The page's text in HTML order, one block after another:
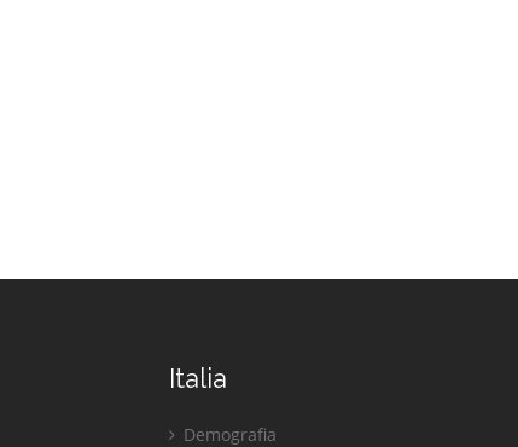
Italia
Demografia